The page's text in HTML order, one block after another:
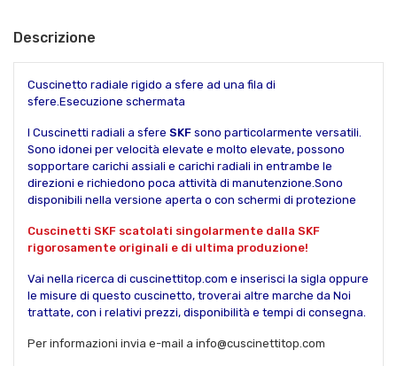
Descrizione
Cuscinetto radiale rigido a sfere ad una fila di
sfere.Esecuzione schermata
I Cuscinetti radiali a sfere SKF sono particolarmente versatili.
Sono idonei per velocità elevate e molto elevate, possono
sopportare carichi assiali e carichi radiali in entrambe le
direzioni e richiedono poca attività di manutenzione.Sono
disponibili nella versione aperta o con schermi di protezione
Cuscinetti SKF scatolati singolarmente dalla SKF
rigorosamente originali e di ultima produzione!
Vai nella ricerca di cuscinettitop.com e inserisci la sigla oppure
le misure di questo cuscinetto, troverai altre marche da Noi
trattate, con i relativi prezzi, disponibilità e tempi di consegna.
Per informazioni invia e-mail a info@cuscinettitop.com